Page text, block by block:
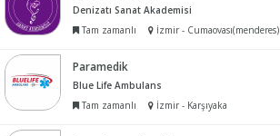
Denizatı Sanat Akademisi
Tam zamanlı
İzmir - Cumaovası(menderes)
Paramedik
Blue Life Ambulans
Tam zamanlı
İzmir - Karşıyaka